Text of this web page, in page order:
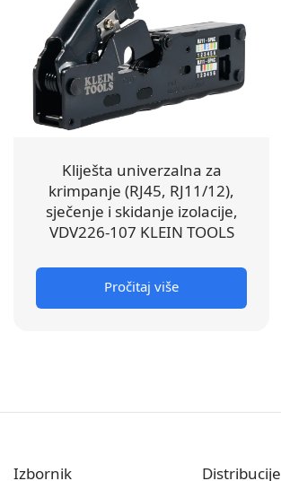
Kliješta univerzalna za
krimpanje (RJ45, RJ11/12),
sječenje i skidanje izolacije,
VDV226-107 KLEIN TOOLS
Pročitaj više
Izbornik Distribucije